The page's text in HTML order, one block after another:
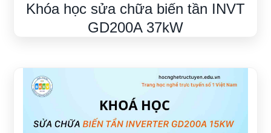
Khóa học sửa chữa biến tần INVT
GD200A 37kW